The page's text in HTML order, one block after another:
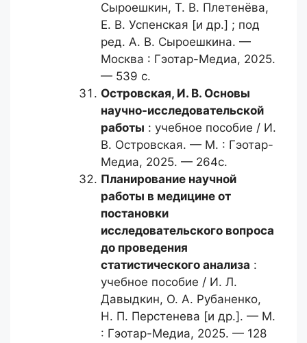
Сыроешкин, Т. В. Плетенёва,
Е. В. Успенская [и др.] ; под
ред. А. В. Сыроешкина. —
Москва : Гэотар-Медиа, 2025.
— 539 с.
Островская, И. В. Основы
научно-исследовательской
работы : учебное пособие / И.
В. Островская. — М. : Гэотар-
Медиа, 2025. — 264с.
Планирование научной
работы в медицине от
постановки
исследовательского вопроса
до проведения
статистического анализа :
учебное пособие / И. Л.
Давыдкин, О. А. Рубаненко,
Н. П. Перстенева [и др.]. — М.
: Гэотар-Медиа, 2025. — 128